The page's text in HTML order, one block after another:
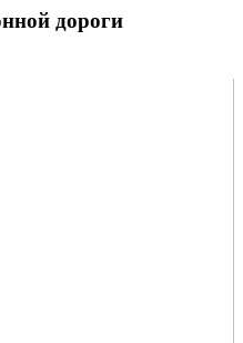
дороги